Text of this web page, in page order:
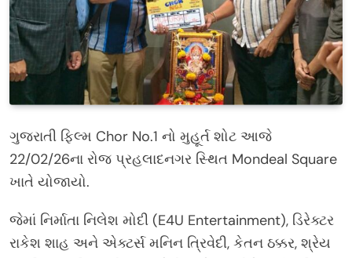
ગુજરાતી ફિલ્મ Chor No.1 નો મુહૂર્ત શોટ આજે
22/02/26ના રોજ પ્રહલાદનગર સ્થિત Mondeal Square
ખાતે યોજાયો.
જેમાં નિર્માતા નિલેશ મોદી (E4U Entertainment), ડિરેક્ટર
રાકેશ શાહ અને એક્ટર્સ મનિન ત્રિવેદી, કેતન ઠક્કર, શ્રેય